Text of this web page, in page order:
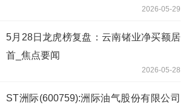
2026-05-29
5月28日龙虎榜复盘：云南锗业净买额居
首_焦点要闻
2026-05-28
ST洲际(600759):洲际油气股份有限公司